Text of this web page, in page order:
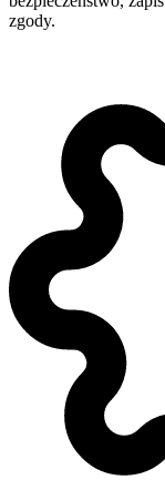
zgody.